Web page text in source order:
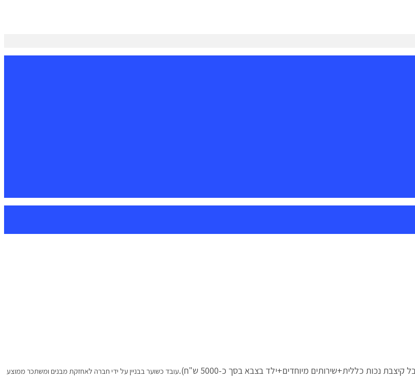
עובד כשוער בבניין על ידי חברה לאחזקת מבנים ומשתכר ממוצע